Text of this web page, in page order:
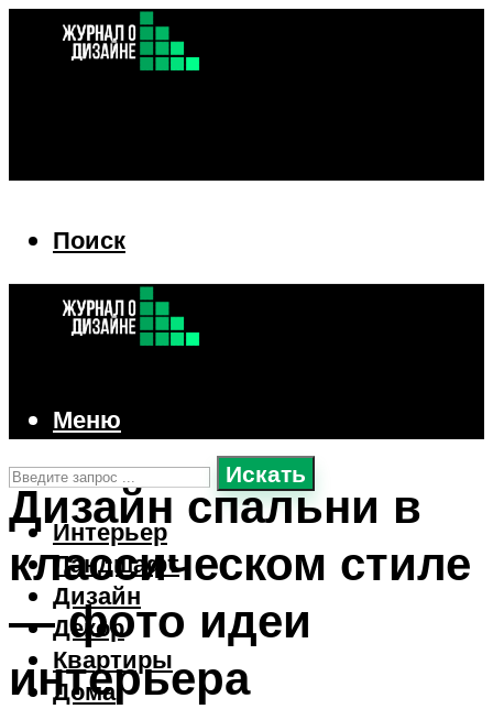
Поиск
Искать
Интерьер
Ландшафт
Дизайн
Декор
Квартиры
Дома
Меню
Дизайн спальни в
классическом стиле
— фото идеи
интерьера